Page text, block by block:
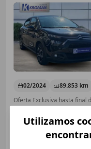
02/2024 89.853 km
Oferta Exclusiva hasta final
Utilizamos